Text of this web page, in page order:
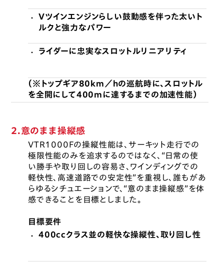
・
Vツインエンジンらしい鼓動感を伴った太いト
ルクと強力なパワー
・ ライダーに忠実なスロットルリニアリティ
（※トップギア80km／hの巡航時に、スロットル
を全開にして400mに達するまでの加速性能）
2.意のまま操縦感
VTR1000Fの操縦性能は、サーキット走行での
極限性能のみを追求するのではなく、“日常の使
い勝手や取り回しの容易さ、ワインディングでの
軽快性、高速道路での安定性”を重視し、誰もがあ
らゆるシチュエーションで、“意のまま操縦感”を体
感できることを目標としました。
目標要件
・
400ccクラス並の軽快な操縦性、取り回し性